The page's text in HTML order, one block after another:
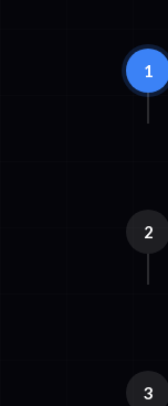
1
2
3